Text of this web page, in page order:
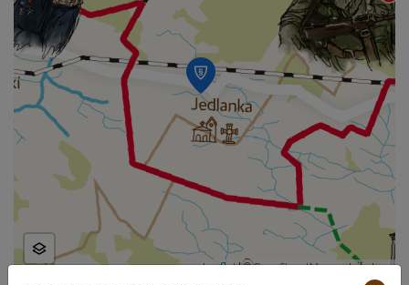
Leaflet|©OpenStreetMapcontributors